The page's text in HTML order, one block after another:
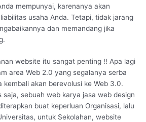
mempunyai, karenanya akan
usaha Anda. Tetapi, tidak jarang
dan memandang jika
website itu sangat penting !! Apa lagi
area Web 2.0 yang segalanya serba
kembali akan berevolusi ke Web 3.0.
saja, sebuah web karya jasa web design
buat keperluan Organisasi, lalu
untuk Sekolahan, website